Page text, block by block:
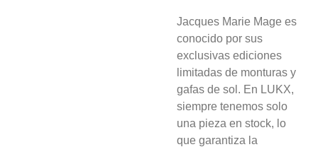
Jacques Marie Mage es
conocido por sus
exclusivas ediciones
limitadas de monturas y
gafas de sol. En LUKX,
siempre tenemos solo
una pieza en stock, lo
que garantiza la